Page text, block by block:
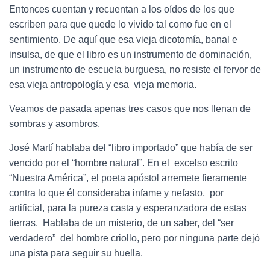
Entonces cuentan y recuentan a los oídos de los que
escriben para que quede lo vivido tal como fue en el
sentimiento. De aquí que esa vieja dicotomía, banal e
insulsa, de que el libro es un instrumento de dominación,
un instrumento de escuela burguesa, no resiste el fervor de
esa vieja antropología y esa vieja memoria.
Veamos de pasada apenas tres casos que nos llenan de
sombras y asombros.
José Martí hablaba del “libro importado” que había de ser
vencido por el “hombre natural”. En el excelso escrito
“Nuestra América”, el poeta apóstol arremete fieramente
contra lo que él consideraba infame y nefasto, por
artificial, para la pureza casta y esperanzadora de estas
tierras. Hablaba de un misterio, de un saber, del “ser
verdadero” del hombre criollo, pero por ninguna parte dejó
una pista para seguir su huella.